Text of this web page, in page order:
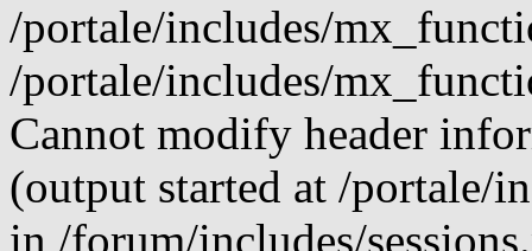
/portale/includes/
/portale/includes/
Cannot modify header
(output started at /portale/
in /forum/includes/